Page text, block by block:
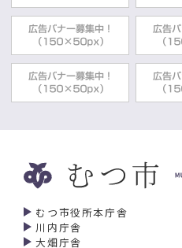
むつ市役所本庁舎
川内庁舎
大畑庁舎